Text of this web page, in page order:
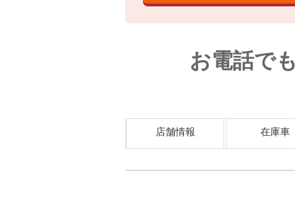
お電話で
店舗情報 在庫車